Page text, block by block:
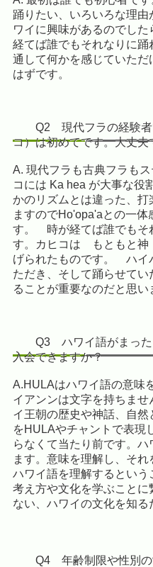
踊りたい、いろいろな理
ワイに興味があるのでした
経てば誰でもそれなりに
通して何かを感じていた
はずです。
Q2 現代フラの経験者
コ）は初めてです。大丈夫
A. 現代フラも古典フラも
コには Ka hea が大事な役
かのリズムとは違った、打
ますのでHo'opa'aとの一体
す。 時が経てば誰でもそ
す。カヒコは もともと神
げられたものです。 ハイ
ただき、そして踊らせて
ることが重要なのだと思い
Q3 ハワイ語がまった
入会できますか？
A.HULAはハワイ語の意味
イアンンは文字を持ちま
イ王朝の歴史や神話、自
をHULAやチャントで表現
らなくて当たり前です。
ます。意味を理解し、それ
ハワイ語を理解するとい
考え方や文化を学ぶこと
ない、ハワイの文化を知る
Q4 年齢制限や性別の